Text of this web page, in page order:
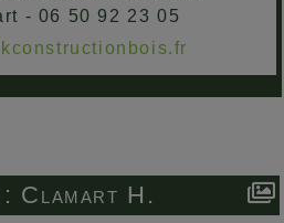
- 06 50 92 23 05
Clamart H.